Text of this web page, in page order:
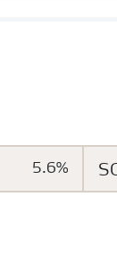
5.6%